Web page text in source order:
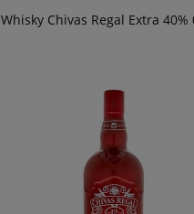
Whisky Chivas Regal Extra 40%